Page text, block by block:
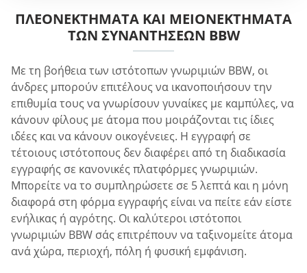
ΠΛΕΟΝΕΚΤΉΜΑΤΑ ΚΑΙ ΜΕΙΟΝΕΚΤΉΜΑΤΑ
ΤΩΝ ΣΥΝΑΝΤΉΣΕΩΝ BBW
Με τη βοήθεια των ιστότοπων γνωριμιών BBW, οι
άνδρες μπορούν επιτέλους να ικανοποιήσουν την
επιθυμία τους να γνωρίσουν γυναίκες με καμπύλες, να
κάνουν φίλους με άτομα που μοιράζονται τις ίδιες
ιδέες και να κάνουν οικογένειες. Η εγγραφή σε
τέτοιους ιστότοπους δεν διαφέρει από τη διαδικασία
εγγραφής σε κανονικές πλατφόρμες γνωριμιών.
Μπορείτε να το συμπληρώσετε σε 5 λεπτά και η μόνη
διαφορά στη φόρμα εγγραφής είναι να πείτε εάν είστε
ενήλικας ή αγρότης. Οι καλύτεροι ιστότοποι
γνωριμιών BBW σάς επιτρέπουν να ταξινομείτε άτομα
ανά χώρα, περιοχή, πόλη ή φυσική εμφάνιση.